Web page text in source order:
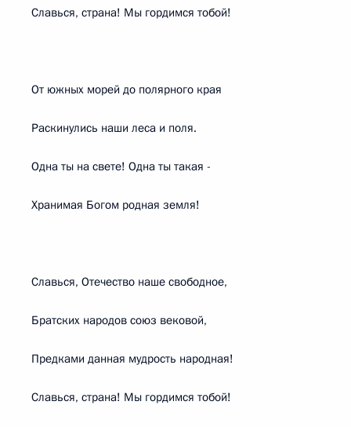
Славься, страна! Мы гордимся тобой!
От южных морей до полярного края
Раскинулись наши леса и поля.
Одна ты на свете! Одна ты такая -
Хранимая Богом родная земля!
Славься, Отечество наше свободное,
Братских народов союз вековой,
Предками данная мудрость народная!
Славься, страна! Мы гордимся тобой!